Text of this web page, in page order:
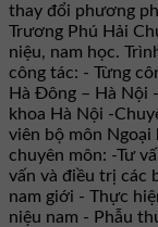
thay đổi phương
Trương Phú Hải
niệu, nam học.
công tác: - Từng
Hà Đông – Hà Nội
khoa Hà Nội -
viên bộ môn
chuyên môn: -Tư
vấn và điều trị các
nam giới - Thực
niệu nam - Phẫu